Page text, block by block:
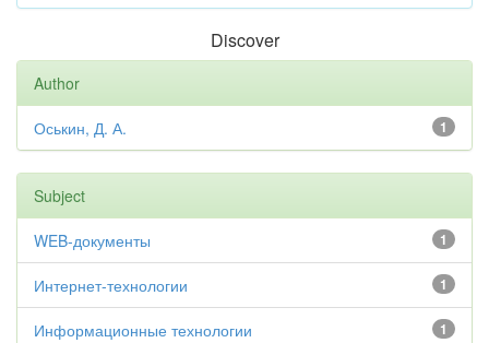
Discover
Author
1
Оськин, Д. А.
Subject
1
WEB-документы
1
Интернет-технологии
1
Информационные технологии